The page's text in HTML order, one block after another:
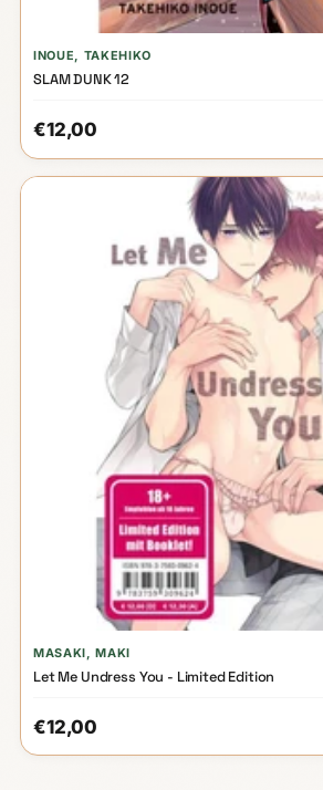
INOUE, TAKEHIKO
SLAM DUNK 12
€12,00
MASAKI, MAKI
Let Me Undress You - Limited Edition
€12,00